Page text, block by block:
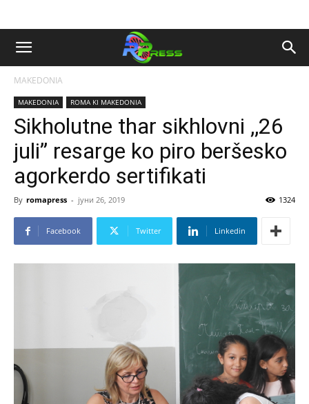
MAKEDONIA
MAKEDONIA ROMA KI MAKEDONIA
Sikholutne thar sikhlovni ,,26
juli” resarge ko piro beršesko
agorkerdo sertifikati
By romapress - јуни 26, 2019 1324
Facebook Twitter Linkedin